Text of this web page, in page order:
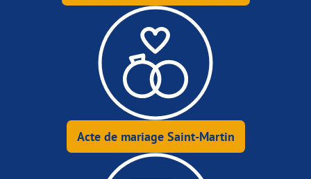
Acte de mariage Saint-Martin